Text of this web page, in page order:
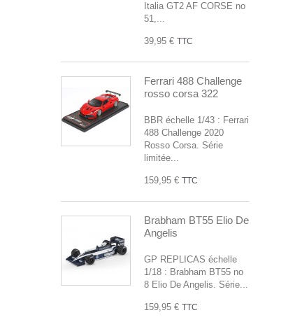
Italia GT2 AF CORSE no
51,...
39,95 € TTC
Ferrari 488 Challenge
rosso corsa 322
BBR échelle 1/43 : Ferrari
488 Challenge 2020
Rosso Corsa. Série
limitée...
159,95 € TTC
Brabham BT55 Elio De
Angelis
GP REPLICAS échelle
1/18 : Brabham BT55 no
8 Elio De Angelis. Série...
159,95 € TTC